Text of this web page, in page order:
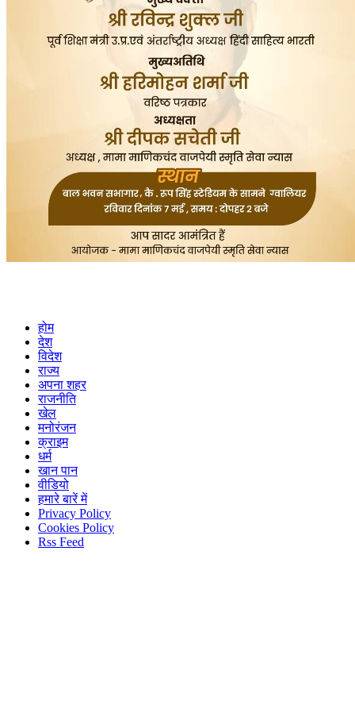
होम
देश
विदेश
राज्य
अपना शहर
राजनीति
खेल
मनोरंजन
क्राइम
धर्म
खान पान
वीडियो
हमारे बारें में
Privacy Policy
Cookies Policy
Rss Feed